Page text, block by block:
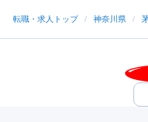
転職・求人トップ / 神奈川県 /